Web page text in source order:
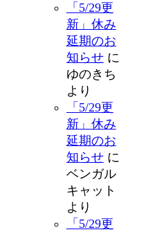
「5/29更
新」休み
延期のお
知らせに
ゆのきち
より
「5/29更
新」休み
延期のお
知らせに
ベンガル
キャット
より
「5/29更